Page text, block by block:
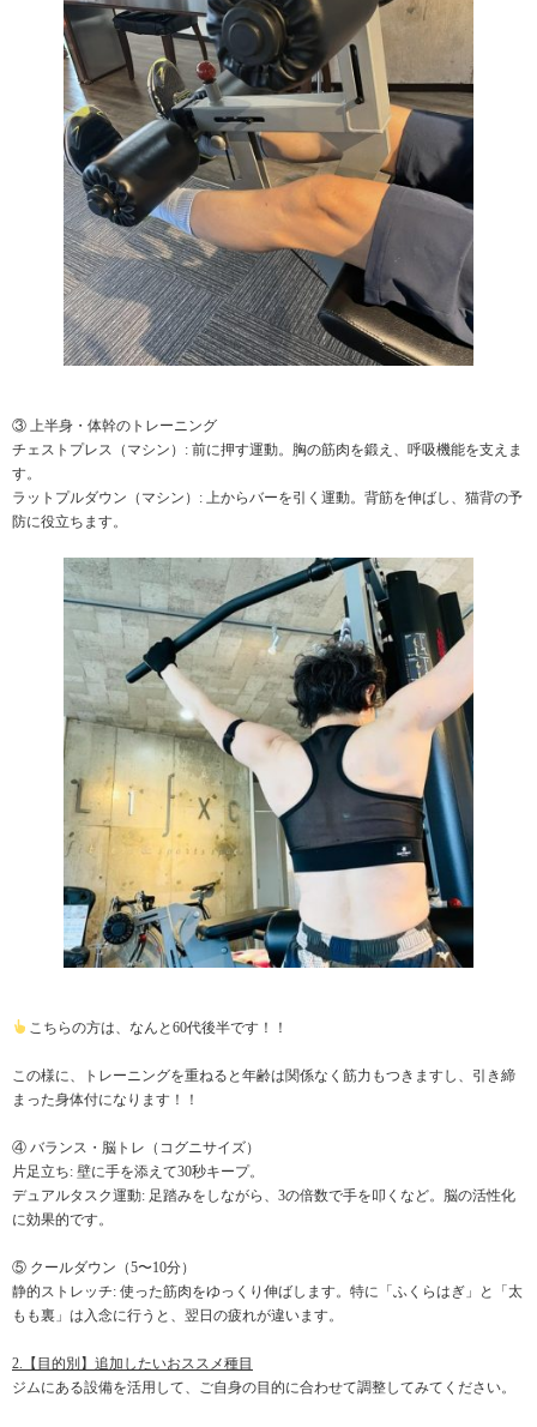
③ 上半身・体幹のトレーニング
チェストプレス（マシン）: 前に押す運動。胸の筋肉を鍛え、呼吸機能を支えま
す。
ラットプルダウン（マシン）: 上からバーを引く運動。背筋を伸ばし、猫背の予
防に役立ちます。
こちらの方は、なんと60代後半です！！
この様に、トレーニングを重ねると年齢は関係なく筋力もつきますし、引き締
まった身体付になります！！
④ バランス・脳トレ（コグニサイズ）
片足立ち: 壁に手を添えて30秒キープ。
デュアルタスク運動: 足踏みをしながら、3の倍数で手を叩くなど。脳の活性化
に効果的です。
⑤ クールダウン（5〜10分）
静的ストレッチ: 使った筋肉をゆっくり伸ばします。特に「ふくらはぎ」と「太
もも裏」は入念に行うと、翌日の疲れが違います。
2.【目的別】追加したいおススメ種目
ジムにある設備を活用して、ご自身の目的に合わせて調整してみてください。